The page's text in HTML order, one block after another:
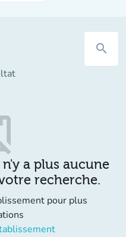
search
a plus aucune
recherche.
pour plus